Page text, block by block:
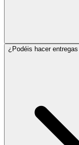
¿Podéis hacer